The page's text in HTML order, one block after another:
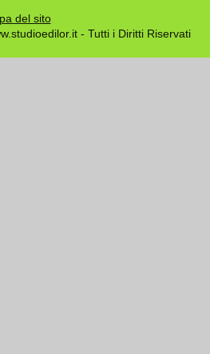
del sito
- Tutti i Diritti Riservati